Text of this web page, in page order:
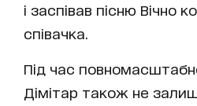
і заспівав пісню Вічно
співачка.
Під час
Дімітар також не